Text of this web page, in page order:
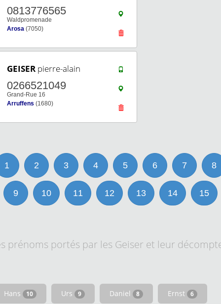
0813776565
Waldpromenade
Arosa (7050)
GEISER pierre-alain
0266521049
Grand-Rue 16
Arruffens (1680)
1 2 3 4 5 6 7 8
9 10 11 12 13 14 15
prénoms portés par les Geiser et leur
Hans 10 Urs 9 Daniel 8 Ernst 6